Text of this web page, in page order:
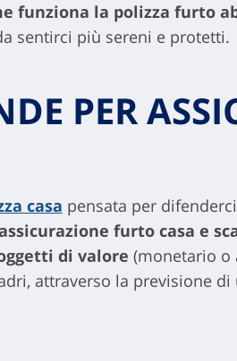
funziona la polizza furto
sentirci più sereni e protetti.
PER
casa pensata per difenderci
furto casa e
di valore (monetario o
attraverso la previsione di